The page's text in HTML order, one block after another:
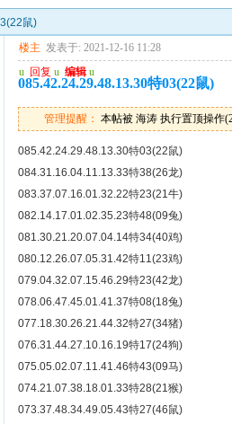
鼠)
楼主 发表于: 2021-12-16 11:28
u 回复 u 编辑 u
085.42.24.29.48.13.30特03(22鼠)
管理提醒： 本帖被 海涛 执行置顶操作
085.42.24.29.48.13.30特03(22鼠)
084.31.16.04.11.13.33特38(26龙)
083.37.07.16.01.32.22特23(21牛)
082.14.17.01.02.35.23特48(09兔)
081.30.21.20.07.04.14特34(40鸡)
080.12.26.07.05.31.42特11(23鸡)
079.04.32.07.15.46.29特23(42龙)
078.06.47.45.01.41.37特08(18兔)
077.18.30.26.21.44.32特27(34猪)
076.31.44.27.10.16.19特17(24狗)
075.05.02.07.11.41.46特43(09马)
074.21.07.38.18.01.33特28(21猴)
073.37.48.34.49.05.43特27(46鼠)